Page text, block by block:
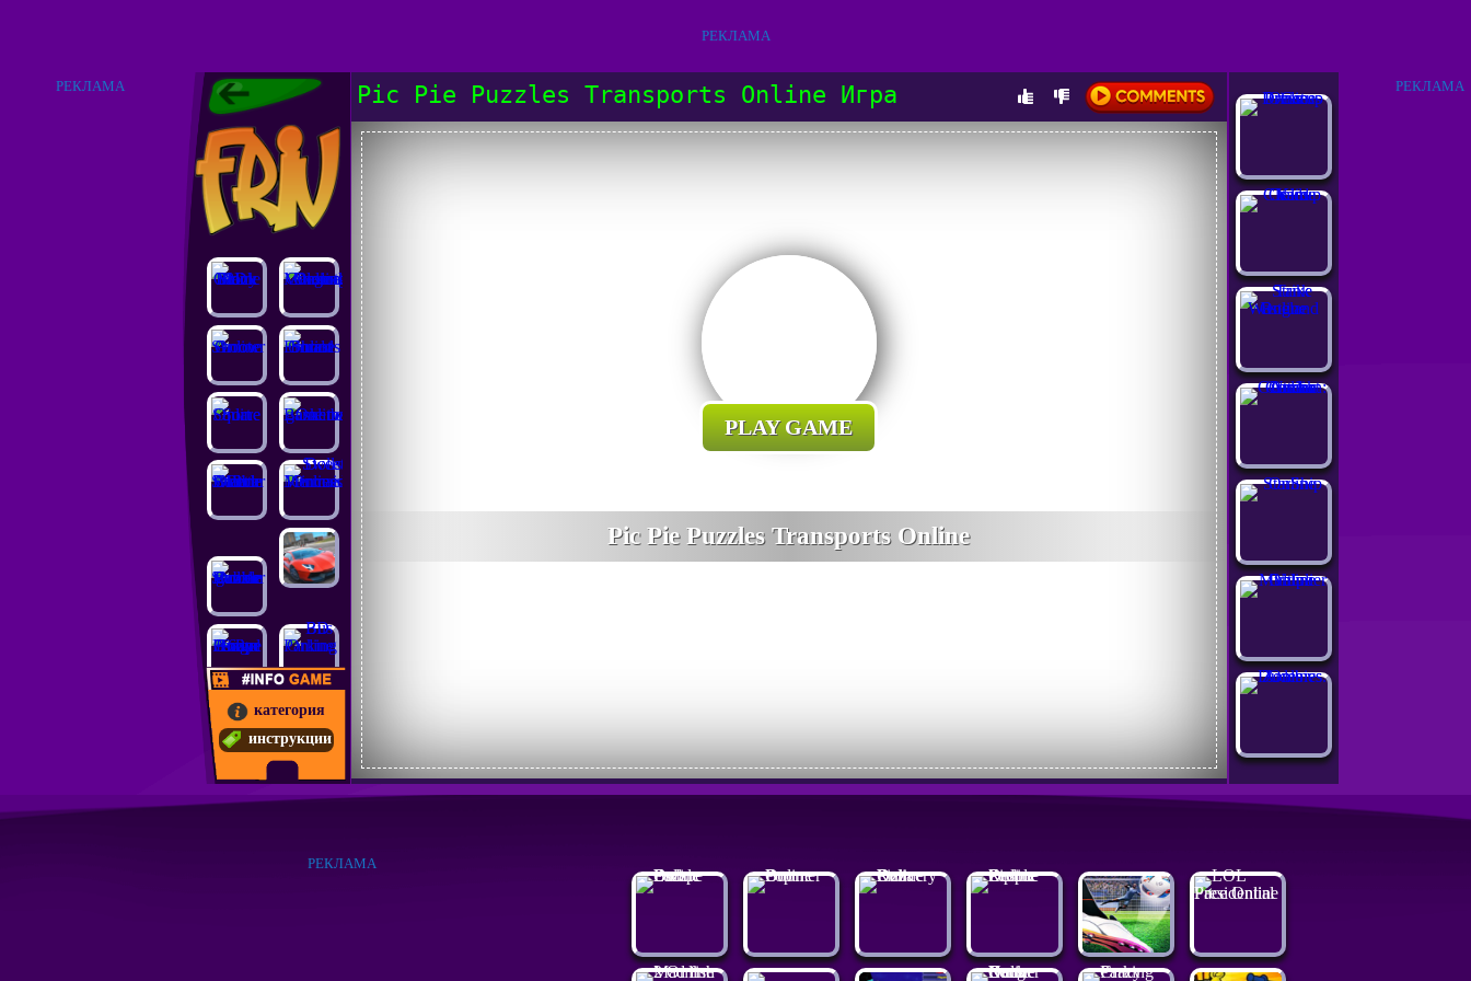
РЕКЛАМА
РЕКЛАМА
категория
инструкции
Pic Pie Puzzles Transports Online Игра
PLAY GAME
Pic Pie Puzzles Transports Online
РЕКЛАМА
РЕКЛАМА